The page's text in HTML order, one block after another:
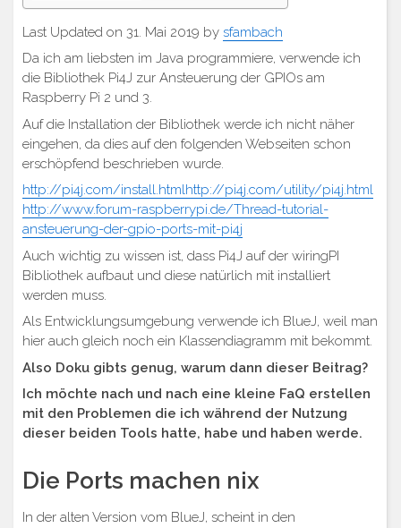
Last Updated on 31. Mai 2019 by sfambach
Da ich am liebsten im Java programmiere, verwende ich
die Bibliothek Pi4J zur Ansteuerung der GPIOs am
Raspberry Pi 2 und 3.
Auf die Installation der Bibliothek werde ich nicht näher
eingehen, da dies auf den folgenden Webseiten schon
erschöpfend beschrieben wurde.
http://pi4j.com/install.htmlhttp://pi4j.com/utility/pi4j.html
http://www.forum-raspberrypi.de/Thread-tutorial-
ansteuerung-der-gpio-ports-mit-pi4j
Auch wichtig zu wissen ist, dass Pi4J auf der wiringPI
Bibliothek aufbaut und diese natürlich mit installiert
werden muss.
Als Entwicklungsumgebung verwende ich BlueJ, weil man
hier auch gleich noch ein Klassendiagramm mit bekommt.
Also Doku gibts genug, warum dann dieser Beitrag?
Ich möchte nach und nach eine kleine FaQ erstellen
mit den Problemen die ich während der Nutzung
dieser beiden Tools hatte, habe und haben werde.
Die Ports machen nix
In der alten Version vom BlueJ, scheint in den